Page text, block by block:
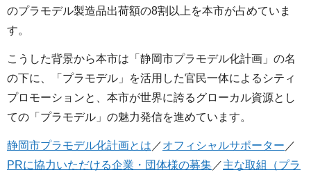
のプラモデル製造品出荷額の8割以上を本市が占めていま
す。
こうした背景から本市は「静岡市プラモデル化計画」の名
の下に、「プラモデル」を活用した官民一体によるシティ
プロモーションと、本市が世界に誇るグローカル資源とし
ての「プラモデル」の魅力発信を進めています。
静岡市プラモデル化計画とは ／オフィシャルサポーター ／
PRに協力いただける企業・団体様の募集 ／主な取組（プラ